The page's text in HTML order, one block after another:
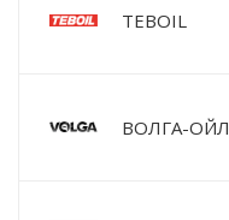
TEBOIL
ВОЛГА-ОЙЛ